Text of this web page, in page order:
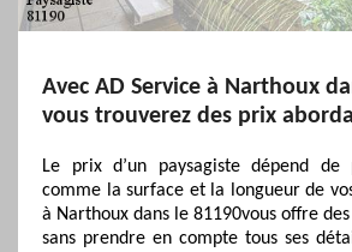
Avec AD Service à Narthoux
vous trouverez des prix
Le prix d’un paysagiste dépend de
comme la surface et la longueur de
à Narthoux dans le 81190vous offre
sans prendre en compte tous ses